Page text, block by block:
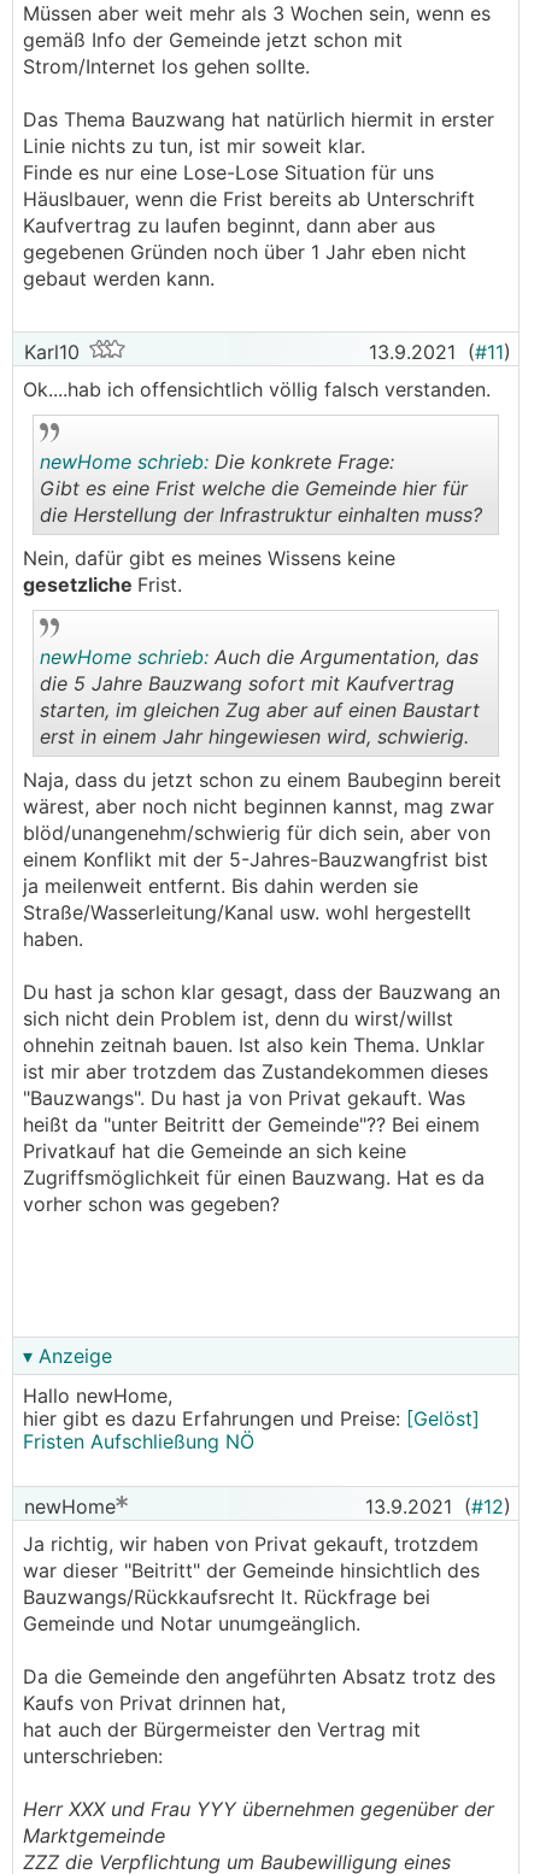
Müssen aber weit mehr als 3 Wochen sein, wenn es
gemäß Info der Gemeinde jetzt schon mit
Strom/Internet los gehen sollte.
Das Thema Bauzwang hat natürlich hiermit in erster
Linie nichts zu tun, ist mir soweit klar.
Finde es nur eine Lose-Lose Situation für uns
Häuslbauer, wenn die Frist bereits ab Unterschrift
Kaufvertrag zu laufen beginnt, dann aber aus
gegebenen Gründen noch über 1 Jahr eben nicht
gebaut werden kann.
Karl10 13.9.2021 (#11)
Ok....hab ich offensichtlich völlig falsch verstanden.
..
newHome schrieb: Die konkrete Frage:
Gibt es eine Frist welche die Gemeinde hier für
die Herstellung der Infrastruktur einhalten muss?
Nein, dafür gibt es meines Wissens keine
gesetzliche Frist.
..
newHome schrieb: Auch die Argumentation, das
die 5 Jahre Bauzwang sofort mit Kaufvertrag
starten, im gleichen Zug aber auf einen Baustart
erst in einem Jahr hingewiesen wird, schwierig.
Naja, dass du jetzt schon zu einem Baubeginn bereit
wärest, aber noch nicht beginnen kannst, mag zwar
blöd/unangenehm/schwierig für dich sein, aber von
einem Konflikt mit der 5-Jahres-Bauzwangfrist bist
ja meilenweit entfernt. Bis dahin werden sie
Straße/Wasserleitung/Kanal usw. wohl hergestellt
haben.
Du hast ja schon klar gesagt, dass der Bauzwang an
sich nicht dein Problem ist, denn du wirst/willst
ohnehin zeitnah bauen. Ist also kein Thema. Unklar
ist mir aber trotzdem das Zustandekommen dieses
"Bauzwangs". Du hast ja von Privat gekauft. Was
heißt da "unter Beitritt der Gemeinde"?? Bei einem
Privatkauf hat die Gemeinde an sich keine
Zugriffsmöglichkeit für einen Bauzwang. Hat es da
vorher schon was gegeben?
▾ Anzeige
Hallo newHome,
hier gibt es dazu Erfahrungen und Preise: [Gelöst]
Fristen Aufschließung NÖ
newHome 13.9.2021 (#12)
Ja richtig, wir haben von Privat gekauft, trotzdem
war dieser "Beitritt" der Gemeinde hinsichtlich des
Bauzwangs/Rückkaufsrecht lt. Rückfrage bei
Gemeinde und Notar unumgeänglich.
Da die Gemeinde den angeführten Absatz trotz des
Kaufs von Privat drinnen hat,
hat auch der Bürgermeister den Vertrag mit
unterschrieben:
Herr XXX und Frau YYY übernehmen gegenüber der
Marktgemeinde
ZZZ die Verpflichtung um Baubewilligung eines